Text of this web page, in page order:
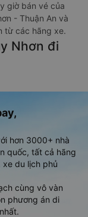
giờ bán vé của
- Thuận An và
từ các hãng xe.
Nhơn đi
hơn 3000+ nhà
quốc, tất cả hãng
du lịch phủ
cùng vô vàn
phương án di